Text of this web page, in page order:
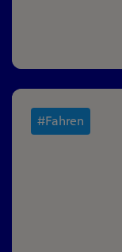
#Fahren